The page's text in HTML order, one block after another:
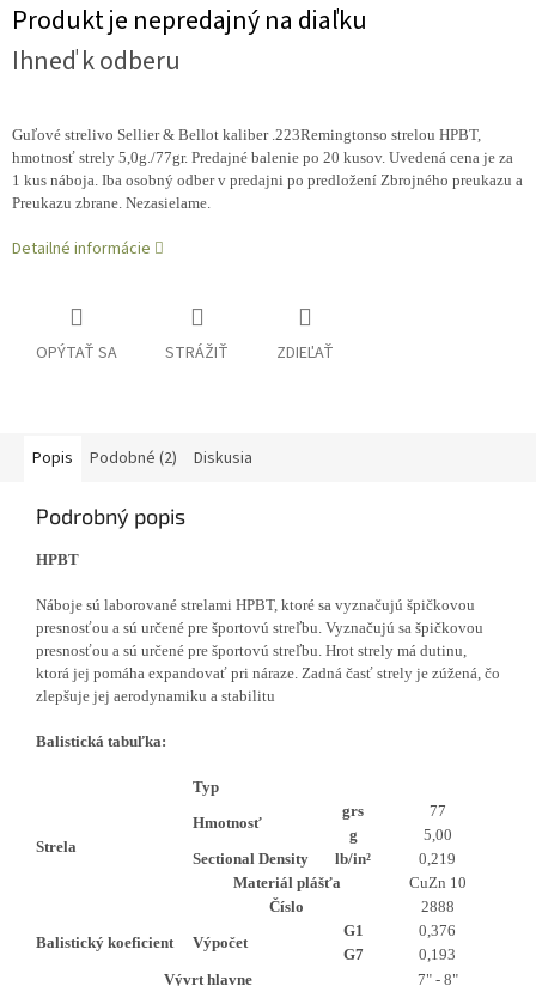
Produkt je nepredajný na diaľku
Ihneď k odberu
Guľové strelivo Sellier & Bellot kaliber .223Remingtonso strelou HPBT,
hmotnosť strely 5,0g./77gr. Predajné balenie po 20 kusov. Uvedená cena je za
1 kus náboja. Iba osobný odber v predajni po predložení Zbrojného preukazu a
Preukazu zbrane. Nezasielame.
Detailné informácie
OPÝTAŤ SA STRÁŽIŤ ZDIEĽAŤ
Popis Podobné (2) Diskusia
Podrobný popis
HPBT
Náboje sú laborované strelami HPBT, ktoré sa vyznačujú špičkovou
presnosťou a sú určené pre športovú streľbu. Vyznačujú sa špičkovou
presnosťou a sú určené pre športovú streľbu. Hrot strely má dutinu,
ktorá jej pomáha expandovať pri náraze. Zadná časť strely je zúžená, čo
zlepšuje jej aerodynamiku a stabilitu
Balistická tabuľka:
Strela
Typ
Hmotnosť
grs
77
g
5,00
Sectional Density
lb/in² 0,219
Materiál plášťa
CuZn 10
Číslo
2888
Balistický koeficient
Výpočet
G1 0,376
G7
0,193
Vývrt hlavne
7" - 8"